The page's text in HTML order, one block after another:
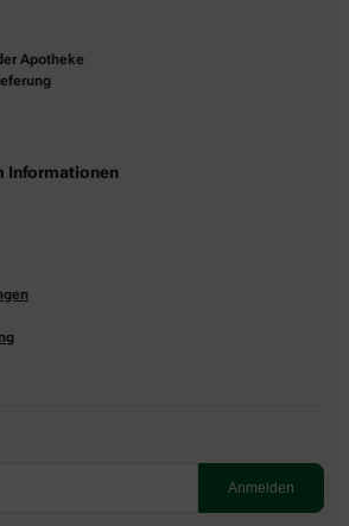
Apotheke
Informationen